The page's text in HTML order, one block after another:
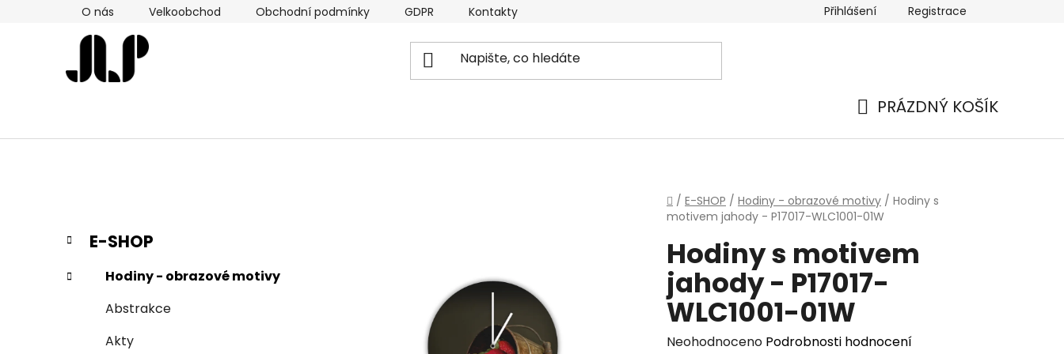
O nás Velkoobchod Obchodní podmínky GDPR Kontakty Přihlášení Registrace
PRÁZDNÝ KOŠÍK
Domů
/ E-SHOP / Hodiny - obrazové motivy / Hodiny s
motivem jahody - P17017-WLC1001-01W
P
s
Přeskočit
kategorie
K
a
t
e
E-SHOP
Hodiny - obrazové motivy
Abstrakce
Akty
Hodiny s motivem
jahody - P17017-
WLC1001-01W
Průměrné
Neohodnoceno Podrobnosti hodnocení